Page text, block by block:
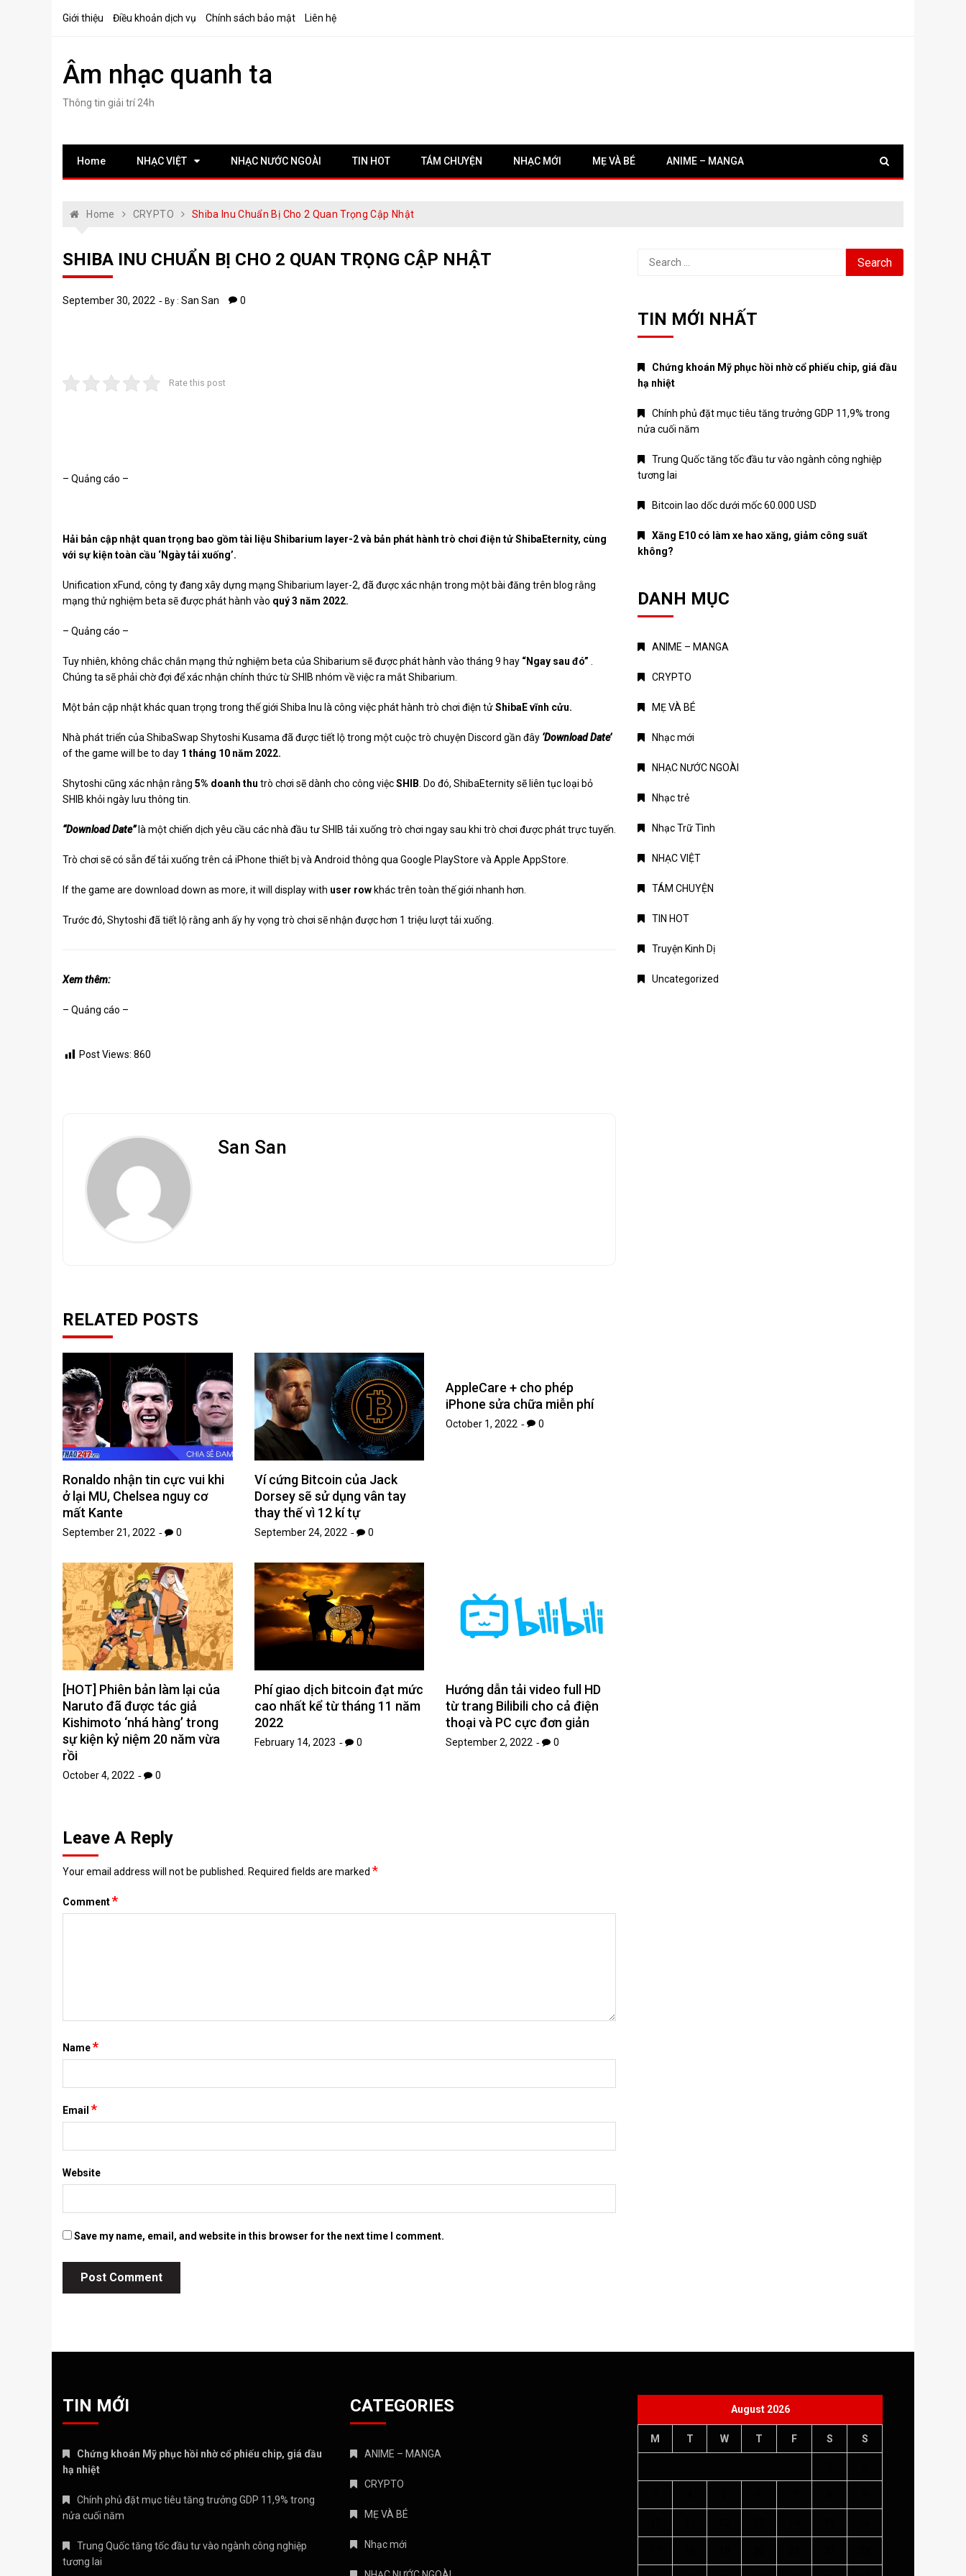
Giới thiệu Điều khoản dịch vụ Chính sách bảo mật Liên hệ
Âm nhạc quanh ta
Thông tin giải trí 24h
Home NHẠC VIỆT NHẠC NƯỚC NGOÀI TIN HOT TÁM CHUYỆN NHẠC MỚI MẸ VÀ BÉ ANIME – MANGA
Home CRYPTO Shiba Inu Chuẩn Bị Cho 2 Quan Trọng Cập Nhật
SHIBA INU CHUẨN BỊ CHO 2 QUAN TRỌNG CẬP NHẬT
September 30, 2022 By : San San 0
Rate this post
– Quảng cáo –
Hải bản cập nhật quan trọng bao gồm tài liệu Shibarium layer-2 và bản phát hành trò chơi điện tử ShibaEternity, cùng
với sự kiện toàn cầu ‘Ngày tải xuống’.
Unification xFund, công ty đang xây dựng mạng Shibarium layer-2, đã được xác nhận trong một bài đăng trên blog rằng
mạng thử nghiệm beta sẽ được phát hành vào quý 3 năm 2022.
– Quảng cáo –
Tuy nhiên, không chắc chắn mạng thử nghiệm beta của Shibarium sẽ được phát hành vào tháng 9 hay “Ngay sau đó” .
Chúng ta sẽ phải chờ đợi để xác nhận chính thức từ SHIB nhóm về việc ra mắt Shibarium.
Một bản cập nhật khác quan trọng trong thế giới Shiba Inu là công việc phát hành trò chơi điện tửShibaE vĩnh cửu.
Nhà phát triển của ShibaSwap Shytoshi Kusamađã được tiết lộ trong một cuộc trò chuyện Discord gần đây ‘Download Date’
of the game will be to day 1 tháng 10 năm 2022.
Shytoshi cũng xác nhận rằng 5% doanh thu trò chơi sẽ dành cho công việcSHIB. Do đó, ShibaEternity sẽ liên tục loại bỏ
SHIB khỏi ngày lưu thông tin.
“Download Date”là một chiến dịch yêu cầu các nhà đầu tư SHIB tải xuống trò chơi ngay sau khi trò chơi được phát trực tuyến.
Trò chơi sẽ có sẵn để tải xuống trên cả iPhone thiết bị và Android thông qua Google PlayStore và Apple AppStore.
If the game are download down as more, it will display with user row khác trên toàn thế giới nhanh hơn.
Trước đó, Shytoshi đã tiết lộ rằng anh ấy hy vọng trò chơi sẽ nhận được hơn 1 triệu lượt tải xuống.
Xem thêm:
– Quảng cáo –
Post Views: 860
San San
RELATED POSTS
Ronaldo nhận tin cực vui khi
ở lại MU, Chelsea nguy cơ
mất Kante
September 21, 2022 0
Ví cứng Bitcoin của Jack
Dorsey sẽ sử dụng vân tay
thay thế vì 12 kí tự
September 24, 2022 0
AppleCare + cho phép
iPhone sửa chữa miễn phí
October 1, 2022 0
[HOT] Phiên bản làm lại của
Naruto đã được tác giả
Kishimoto ‘nhá hàng’ trong
sự kiện kỷ niệm 20 năm vừa
rồi
October 4, 2022 0
Phí giao dịch bitcoin đạt mức
cao nhất kể từ tháng 11 năm
2022
February 14, 2023 0
Hướng dẫn tải video full HD
từ trang Bilibili cho cả điện
thoại và PC cực đơn giản
September 2, 2022 0
Leave A Reply
Your email address will not be published. Required fields are marked *
Comment*
Name*
Email *
Website
Save my name, email, and website in this browser for the next time I comment.
Search
TIN MỚI NHẤT
Chứng khoán Mỹ phục hồi nhờ cổ phiếu chip, giá dầu
hạ nhiệt
Chính phủ đặt mục tiêu tăng trưởng GDP 11,9% trong
nửa cuối năm
Trung Quốc tăng tốc đầu tư vào ngành công nghiệp
tương lai
Bitcoin lao dốc dưới mốc 60.000 USD
Xăng E10 có làm xe hao xăng, giảm công suất
không?
DANH MỤC
ANIME – MANGA
CRYPTO
MẸ VÀ BÉ
Nhạc mới
NHẠC NƯỚC NGOÀI
Nhạc trẻ
Nhạc Trữ Tình
NHẠC VIỆT
TÁM CHUYỆN
TIN HOT
Truyện Kinh Dị
Uncategorized
TIN MỚI
Chứng khoán Mỹ phục hồi nhờ cổ phiếu chip, giá dầu
hạ nhiệt
Chính phủ đặt mục tiêu tăng trưởng GDP 11,9% trong
nửa cuối năm
Trung Quốc tăng tốc đầu tư vào ngành công nghiệp
tương lai
CATEGORIES
ANIME – MANGA
CRYPTO
MẸ VÀ BÉ
Nhạc mới
August 2026
M T W T F S S